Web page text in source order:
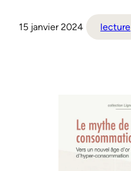
15 janvier 2024 lecture